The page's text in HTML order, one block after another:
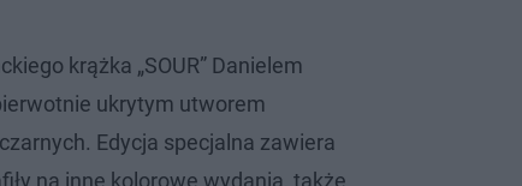
krążka „SOUR” Danielem
ukrytym utworem
Edycja specjalna zawiera
na inne kolorowe wydania, także